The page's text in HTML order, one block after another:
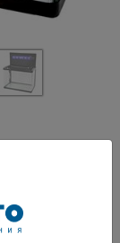
переднее
ваш